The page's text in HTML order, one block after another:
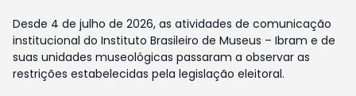
Desde 4 de julho de 2026, as atividades de comunicação
institucional do Instituto Brasileiro de Museus – Ibram e de
suas unidades museológicas passaram a observar as
restrições estabelecidas pela legislação eleitoral.